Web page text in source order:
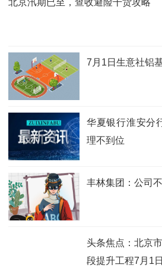
7月1日生意社铝
华夏银行淮安分
理不到位
丰林集团：公司
头条焦点：北京
段提升工程7月1